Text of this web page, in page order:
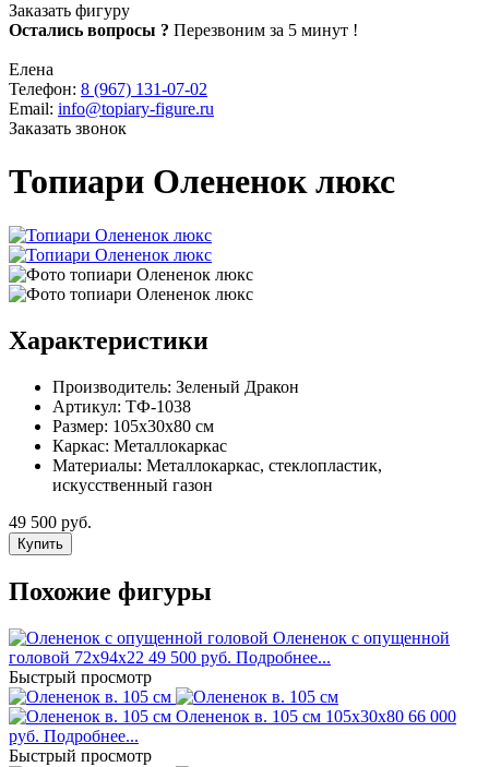
Заказать фигуру
Остались вопросы ? Перезвоним за 5 минут !
Елена
Телефон: 8 (967) 131-07-02
Email: info@topiary-figure.ru
Заказать звонок
Топиари Олененок люкс
Характеристики
Производитель: Зеленый Дракон
Артикул: ТФ-1038
Размер: 105x30x80 см
Каркас: Металлокаркас
Материалы: Металлокаркас, стеклопластик,
искусственный газон
49 500 руб.
Купить
Похожие фигуры
Олененок с опущенной
головой 72x94x22 49 500 руб. Подробнее...
Быстрый просмотр
Олененок в. 105 см 105х30х80 66 000
руб. Подробнее...
Быстрый просмотр